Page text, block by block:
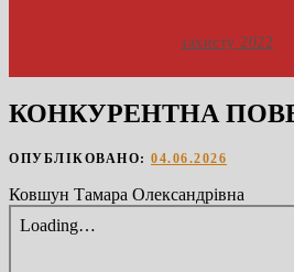
захисту 2022
КОНКУРЕНТНА
ОПУБЛІКОВАНО: 04.06.2026
Ковшун Тамара Олександрівна